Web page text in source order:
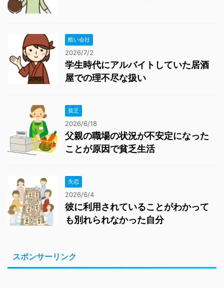
酷い会社
2026/7/2
学生時代にアルバイトしていた居酒
屋での理不尽な扱い
貧乏
2026/6/18
父親の職場の状況が不安定になった
ことが原因で貧乏生活
失恋
2026/6/4
彼に利用されていることがわかって
も別れられなかった自分
スポンサーリンク